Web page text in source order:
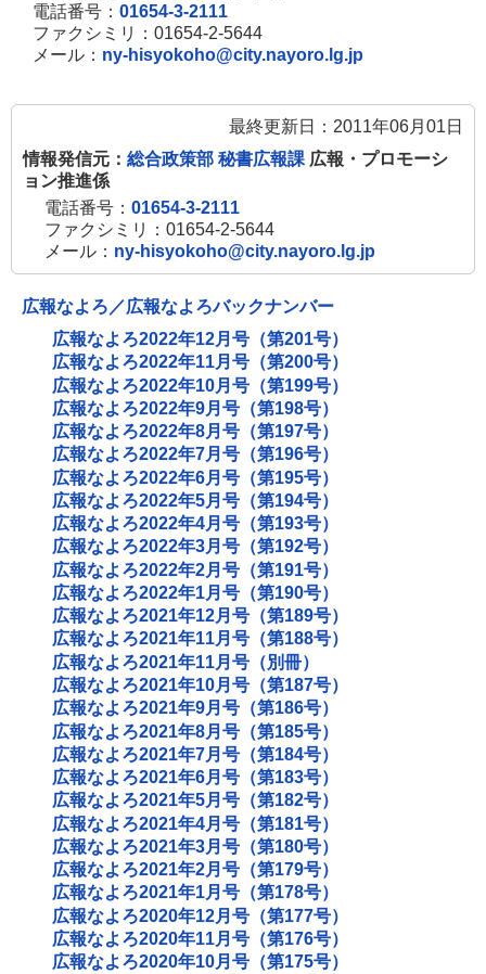
電話番号： 01654-3-2111
ファクシミリ：01654-2-5644
メール： ny-hisyokoho@city.nayoro.lg.jp
最終更新日：2011年06月01日
情報発信元： 総合政策部 秘書広報課 広報・プロモーシ
ョン推進係
電話番号： 01654-3-2111
ファクシミリ：01654-2-5644
メール： ny-hisyokoho@city.nayoro.lg.jp
広報なよろ／広報なよろバックナンバー
広報なよろ2022年12月号（第201号）
広報なよろ2022年11月号（第200号）
広報なよろ2022年10月号（第199号）
広報なよろ2022年9月号（第198号）
広報なよろ2022年8月号（第197号）
広報なよろ2022年7月号（第196号）
広報なよろ2022年6月号（第195号）
広報なよろ2022年5月号（第194号）
広報なよろ2022年4月号（第193号）
広報なよろ2022年3月号（第192号）
広報なよろ2022年2月号（第191号）
広報なよろ2022年1月号（第190号）
広報なよろ2021年12月号（第189号）
広報なよろ2021年11月号（第188号）
広報なよろ2021年11月号（別冊）
広報なよろ2021年10月号（第187号）
広報なよろ2021年9月号（第186号）
広報なよろ2021年8月号（第185号）
広報なよろ2021年7月号（第184号）
広報なよろ2021年6月号（第183号）
広報なよろ2021年5月号（第182号）
広報なよろ2021年4月号（第181号）
広報なよろ2021年3月号（第180号）
広報なよろ2021年2月号（第179号）
広報なよろ2021年1月号（第178号）
広報なよろ2020年12月号（第177号）
広報なよろ2020年11月号（第176号）
広報なよろ2020年10月号（第175号）